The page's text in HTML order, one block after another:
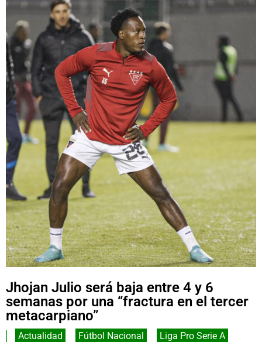
Jhojan Julio será baja entre 4 y 6
semanas por una “fractura en el tercer
metacarpiano”
Actualidad Fútbol Nacional
Liga Pro Serie A